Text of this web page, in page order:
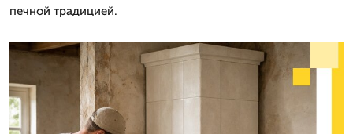
печной традицией.